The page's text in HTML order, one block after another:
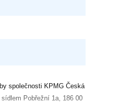
společnosti KPMG Česká
Pobřežní 1a, 186 00